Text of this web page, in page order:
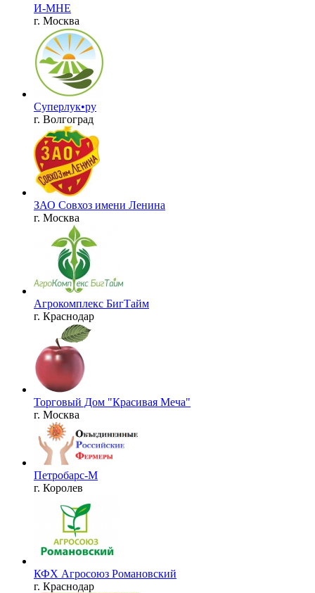
И-МНЕ
г. Москва
Суперлук•ру
г. Волгоград
ЗАО Совхоз имени Ленина
г. Москва
Агрокомплекс БигТайм
г. Краснодар
Торговый Дом "Красивая Меча"
г. Москва
Петробарс-М
г. Королев
КФХ Агросоюз Романовский
г. Краснодар